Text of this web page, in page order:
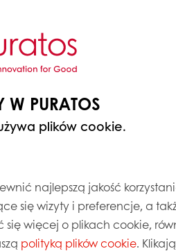
W PURATOS
plików cookie.
najlepszą jakość
się wizyty i preferencje, a
więcej o plikach cookie,
polityką plików cookie.